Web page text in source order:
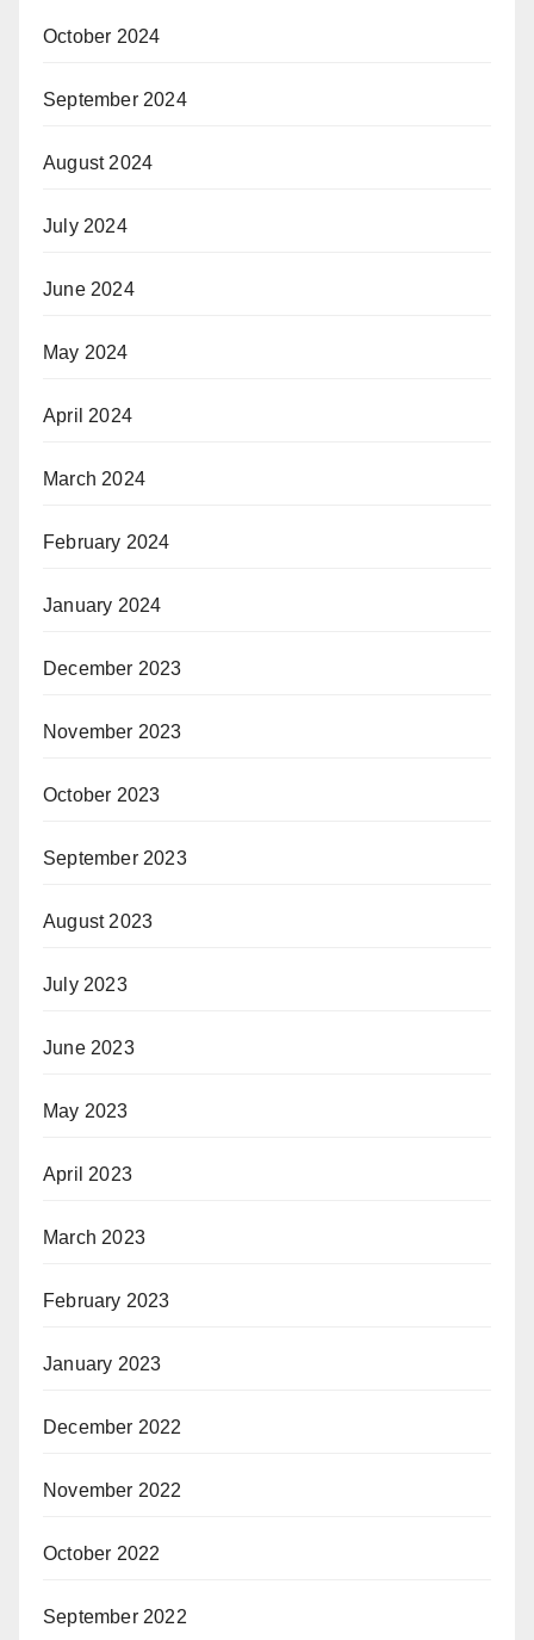
October 2024
September 2024
August 2024
July 2024
June 2024
May 2024
April 2024
March 2024
February 2024
January 2024
December 2023
November 2023
October 2023
September 2023
August 2023
July 2023
June 2023
May 2023
April 2023
March 2023
February 2023
January 2023
December 2022
November 2022
October 2022
September 2022